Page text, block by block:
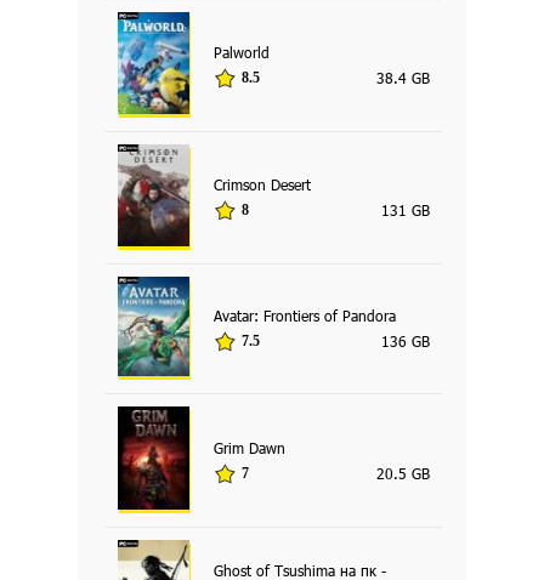
Palworld
8.5 38.4 GB
Crimson Desert
8 131 GB
Avatar: Frontiers of Pandora
7.5 136 GB
Grim Dawn
7 20.5 GB
Ghost of Tsushima на пк -